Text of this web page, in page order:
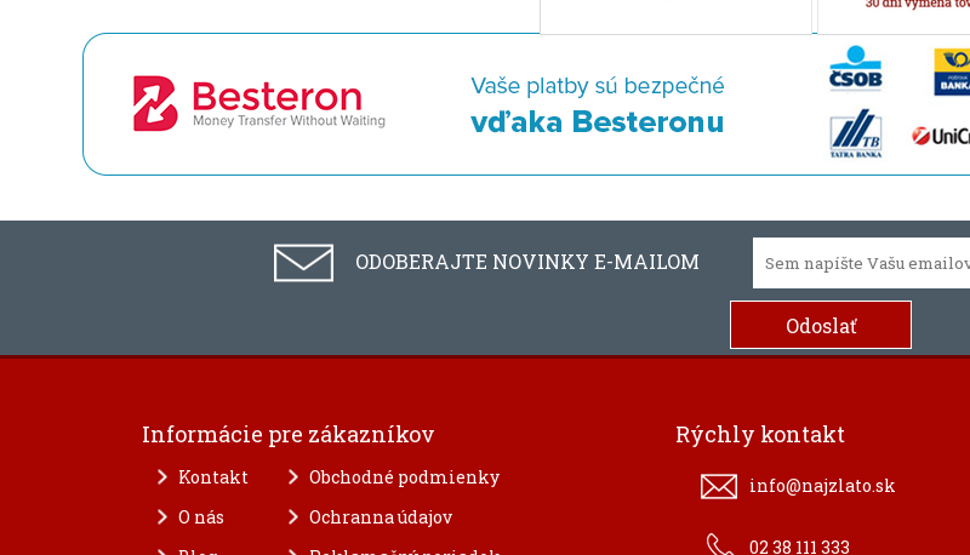
ODOBERAJTE NOVINKY E-MAILOM
Informácie pre zákazníkov
Kontakt
O nás
Obchodné podmienky
Ochranna údajov
Rýchly kontakt
info@najzlato.sk
02 38 111 333